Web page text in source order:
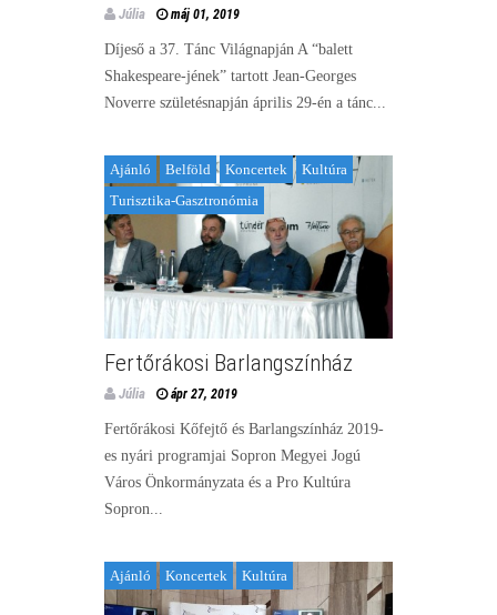
Júlia máj 01, 2019
Díjeső a 37. Tánc Világnapján A “balett
Shakespeare-jének” tartott Jean-Georges
Noverre születésnapján április 29-én a tánc...
Ajánló Belföld Koncertek
Kultúra
Turisztika-Gasztronómia
Fertőrákosi Barlangszínház
Júlia ápr 27, 2019
Fertőrákosi Kőfejtő és Barlangszínház 2019-
es nyári programjai Sopron Megyei Jogú
Város Önkormányzata és a Pro Kultúra
Sopron...
Ajánló Koncertek Kultúra